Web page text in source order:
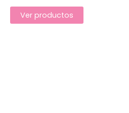
Ver productos